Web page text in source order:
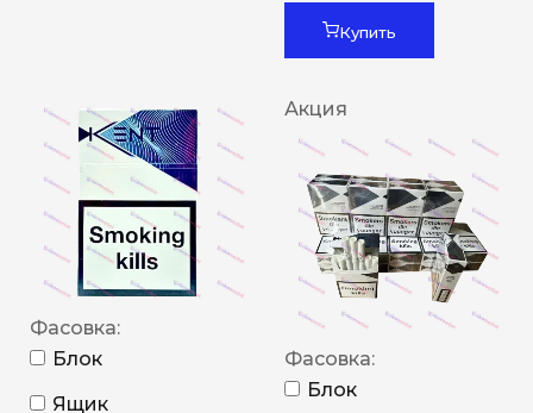
Купить
Фасовка:
Блок
Ящик
Акция
Фасовка:
Блок